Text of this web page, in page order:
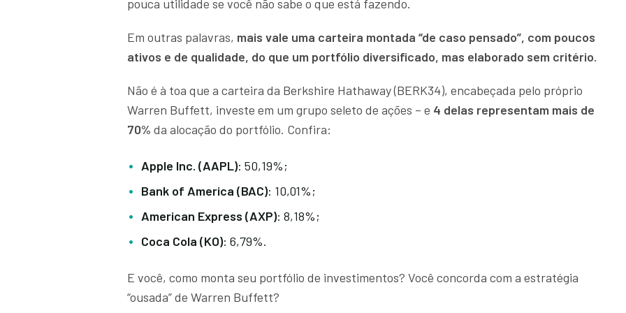
pouca utilidade se você não sabe o que está fazendo.
Em outras palavras, mais vale uma carteira montada “de caso pensado”, com poucos
ativos e de qualidade, do que um portfólio diversificado, mas elaborado sem critério.
Não é à toa que a carteira da Berkshire Hathaway (BERK34), encabeçada pelo próprio
Warren Buffett, investe em um grupo seleto de ações – e 4 delas representam mais de
70% da alocação do portfólio. Confira:
Apple Inc. (AAPL): 50,19%;
Bank of America (BAC): 10,01%;
American Express (AXP): 8,18%;
Coca Cola (KO): 6,79%.
E você, como monta seu portfólio de investimentos? Você concorda com a estratégia
“ousada” de Warren Buffett?